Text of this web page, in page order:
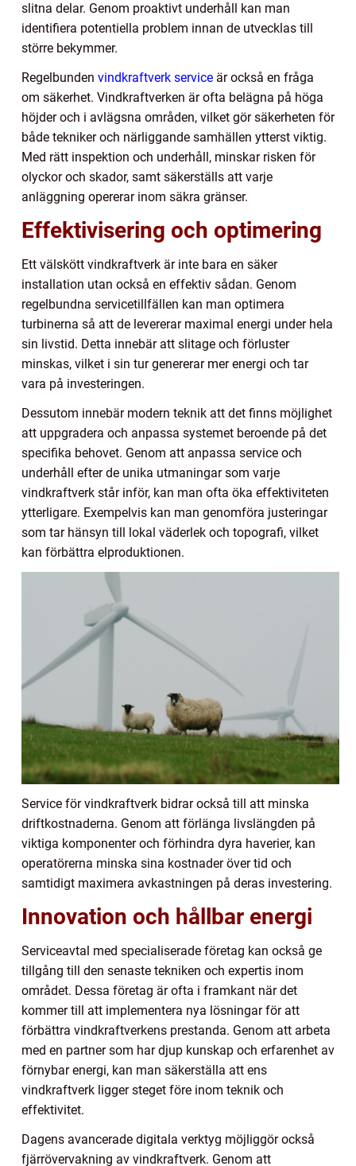
slitna delar. Genom proaktivt underhåll kan man
identifiera potentiella problem innan de utvecklas till
större bekymmer.
Regelbunden vindkraftverk service är också en fråga
om säkerhet. Vindkraftverken är ofta belägna på höga
höjder och i avlägsna områden, vilket gör säkerheten för
både tekniker och närliggande samhällen ytterst viktig.
Med rätt inspektion och underhåll, minskar risken för
olyckor och skador, samt säkerställs att varje
anläggning opererar inom säkra gränser.
Effektivisering och optimering
Ett välskött vindkraftverk är inte bara en säker
installation utan också en effektiv sådan. Genom
regelbundna servicetillfällen kan man optimera
turbinerna så att de levererar maximal energi under hela
sin livstid. Detta innebär att slitage och förluster
minskas, vilket i sin tur genererar mer energi och tar
vara på investeringen.
Dessutom innebär modern teknik att det finns möjlighet
att uppgradera och anpassa systemet beroende på det
specifika behovet. Genom att anpassa service och
underhåll efter de unika utmaningar som varje
vindkraftverk står inför, kan man ofta öka effektiviteten
ytterligare. Exempelvis kan man genomföra justeringar
som tar hänsyn till lokal väderlek och topografi, vilket
kan förbättra elproduktionen.
Service för vindkraftverk bidrar också till att minska
driftkostnaderna. Genom att förlänga livslängden på
viktiga komponenter och förhindra dyra haverier, kan
operatörerna minska sina kostnader över tid och
samtidigt maximera avkastningen på deras investering.
Innovation och hållbar energi
Serviceavtal med specialiserade företag kan också ge
tillgång till den senaste tekniken och expertis inom
området. Dessa företag är ofta i framkant när det
kommer till att implementera nya lösningar för att
förbättra vindkraftverkens prestanda. Genom att arbeta
med en partner som har djup kunskap och erfarenhet av
förnybar energi, kan man säkerställa att ens
vindkraftverk ligger steget före inom teknik och
effektivitet.
Dagens avancerade digitala verktyg möjliggör också
fjärrövervakning av vindkraftverk. Genom att